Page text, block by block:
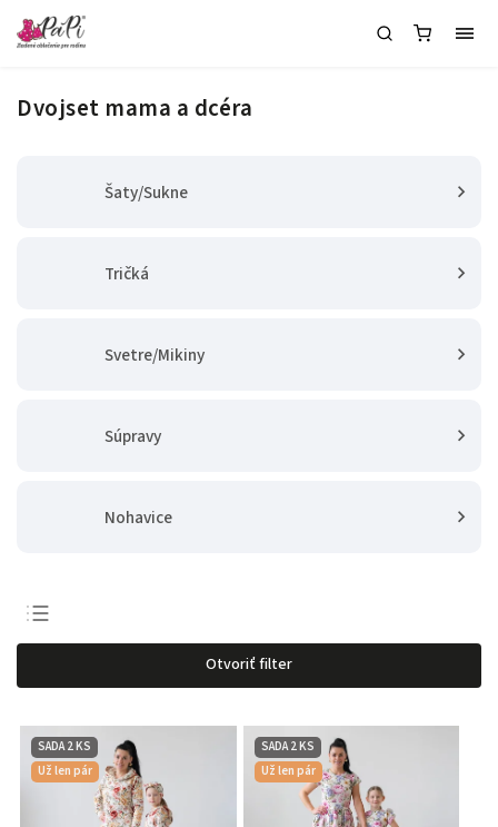
Dvojset mama a dcéra
Šaty/Sukne
Tričká
Svetre/Mikiny
Súpravy
Nohavice
Odporúčame
Najlacnejšie
Najdrahšie
Najpredávanejšie
Abecedne
Otvoriť filter
SADA 2 KS
Už len pár
SADA 2 KS
Už len pár